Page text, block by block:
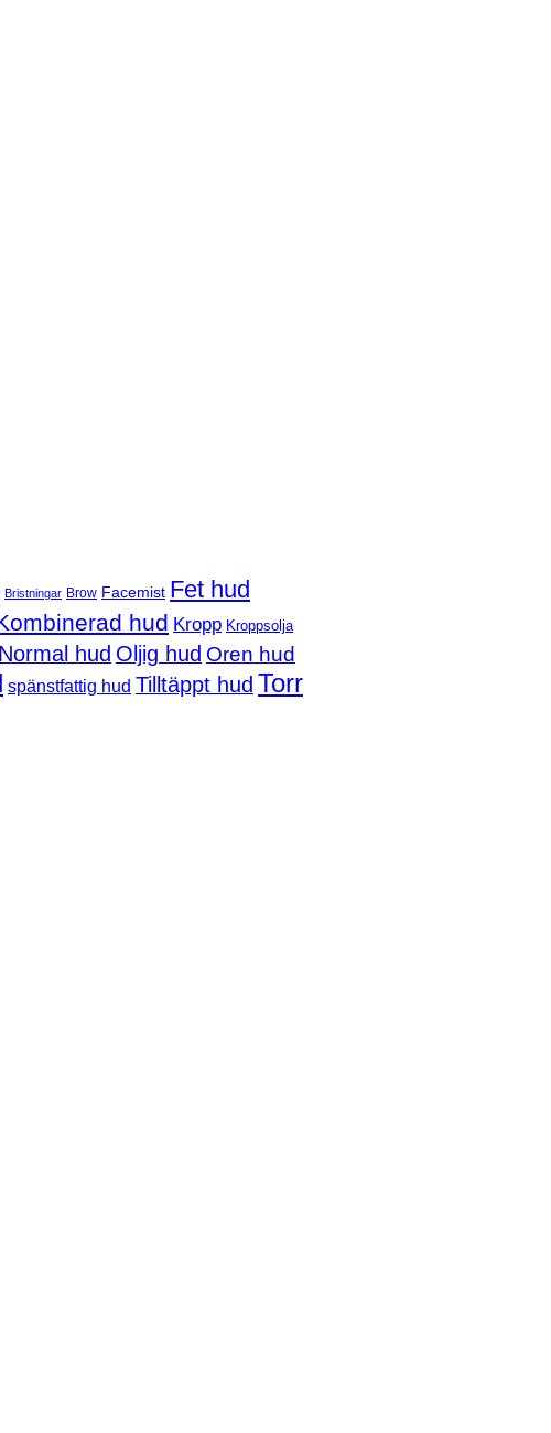
Bristningar Brow Facemist Fet hud
hud Kropp Kroppsolja
Normal hud Oljig hud Oren hud
spänstfattig hud Tilltäppt hud Torr